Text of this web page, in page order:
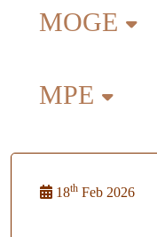
MOGE
MPE
18th Feb 2026